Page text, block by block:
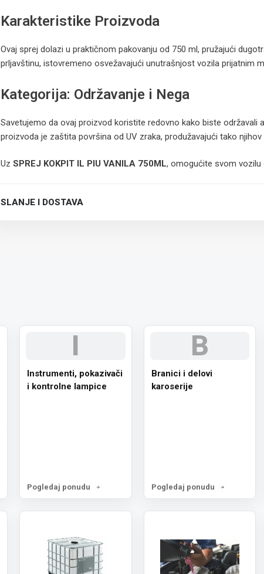
Karakteristike Proizvoda
Ovaj sprej dolazi u praktičnom pakovanju od 750 ml, pružajući
prljavštinu, istovremeno osvežavajući unutrašnjost vozila prijatnim
Kategorija: Održavanje i Nega
Savetujemo da ovaj proizvod koristite redovno kako biste održavali
proizvoda je zaštita površina od UV zraka, produžavajući tako njihov
Uz SPREJ KOKPIT IL PIU VANILA 750ML, omogućite svom vozilu
SLANJE I DOSTAVA
I
Instrumenti, pokazivači
i kontrolne lampice
Pogledaj ponudu
B
Branici i delovi
karoserije
Pogledaj ponudu